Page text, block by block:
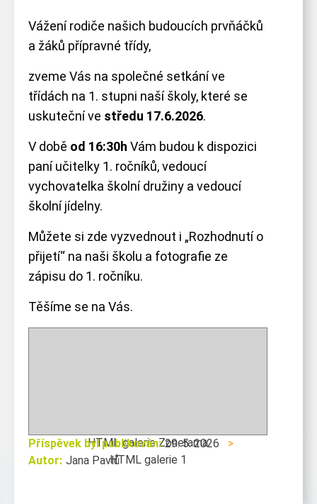
Vážení rodiče našich budoucích prvňáčků
a žáků přípravné třídy,
zveme Vás na společné setkání ve
třídách na 1. stupni naší školy, které se
uskuteční ve středu 17.6.2026.
V době od 16:30h Vám budou k dispozici
paní učitelky 1. ročníků, vedoucí
vychovatelka školní družiny a vedoucí
školní jídelny.
Můžete si zde vyzvednout i „Rozhodnutí o
přijetí“ na naši školu a fotografie ze
zápisu do 1. ročníku.
Těšíme se na Vás.
HTML galerie Zonerama
HTML galerie 1
Příspěvek byl publikován: 29. 5. 2026
>
Autor: Jana Pavlů